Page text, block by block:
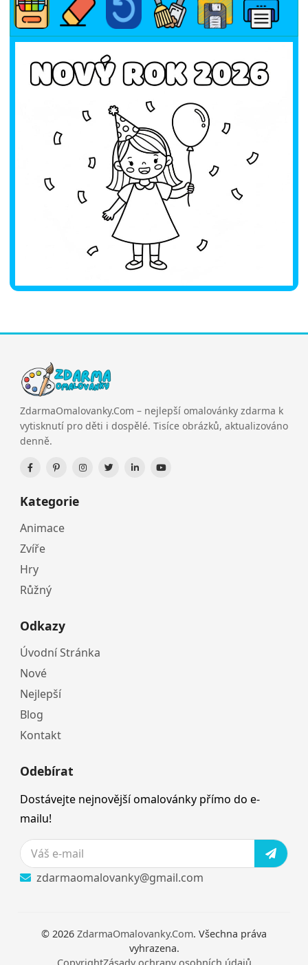
ZdarmaOmalovanky.Com – nejlepší omalovánky zdarma k
vytisknutí pro děti i dospělé. Tisíce obrázků, aktualizováno
denně.
Kategorie
Animace
Zvíře
Hry
Růžný
Odkazy
Úvodní Stránka
Nové
Nejlepší
Blog
Kontakt
Odebírat
Dostávejte nejnovější omalovánky přímo do e-
mailu!
zdarmaomalovanky@gmail.com
© 2026 ZdarmaOmalovanky.Com. Všechna práva
vyhrazena.